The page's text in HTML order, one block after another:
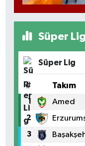
Süper
Süper Lig
# Takım
1 Amed
2
3